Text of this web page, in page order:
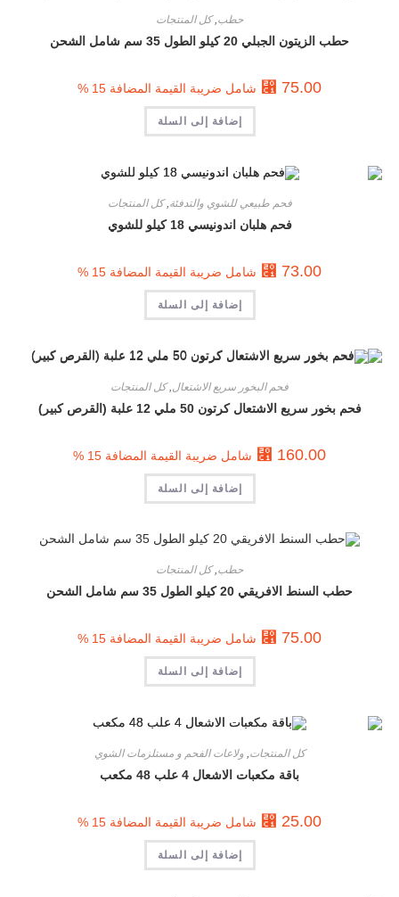
حطب,كل المنتجات
حطب الزيتون الجبلي 20 كيلو الطول 35 سم شامل الشحن
⃁ 75.00 شامل ضريبة القيمة المضافة 15 %
إضافة إلى السلة
فحم طبيعي للشوي والتدفئة,كل المنتجات
فحم هلبان اندونيسي 18 كيلو للشوي
⃁ 73.00 شامل ضريبة القيمة المضافة 15 %
إضافة إلى السلة
فحم البخور سريع الاشتعال ,كل المنتجات
فحم بخور سريع الاشتعال كرتون 50 ملي 12 علبة (القرص كبير)
⃁ 160.00 شامل ضريبة القيمة المضافة 15 %
إضافة إلى السلة
حطب,كل المنتجات
حطب السنط الافريقي 20 كيلو الطول 35 سم شامل الشحن
⃁ 75.00 شامل ضريبة القيمة المضافة 15 %
إضافة إلى السلة
كل المنتجات,ولاعات الفحم و مستلزمات الشوي
باقة مكعبات الاشعال 4 علب 48 مكعب
⃁ 25.00 شامل ضريبة القيمة المضافة 15 %
إضافة إلى السلة